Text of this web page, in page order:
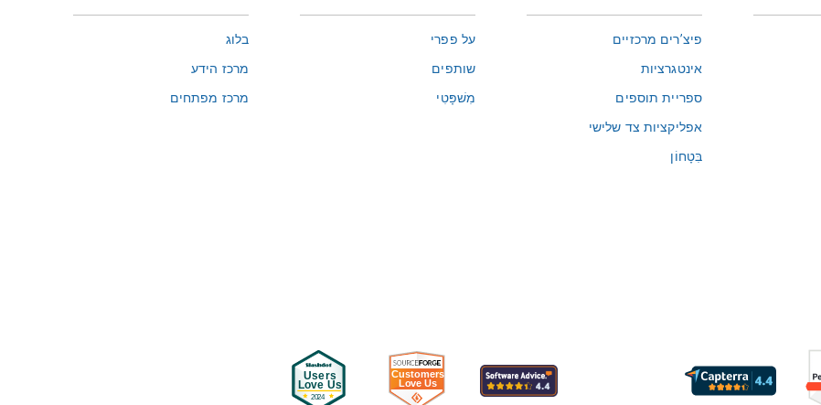
פיצ’רים מרכזיים
אינטגרציות
ספריית תוספים
אפליקציות צד שלישי
בִּטָחוֹן
על פפרי
שותפים
מִשׁפָּטִי
בלוג
מרכז הידע
מרכז מפתחים